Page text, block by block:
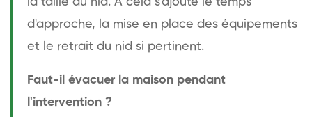
d'approche, la mise en place des équipements
et le retrait du nid si pertinent.
Faut-il évacuer la maison pendant
l'intervention ?